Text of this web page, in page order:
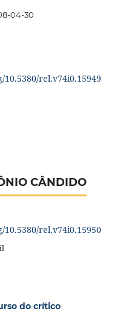
04-30
rel.v74i0.15949
CÂNDIDO
10.5380/rel.v74i0.15950
do crítico